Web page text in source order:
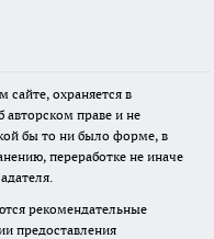
охраняется в
авторском праве и не
бы то ни было форме, в
переработке не иначе
рекомендательные
предоставления